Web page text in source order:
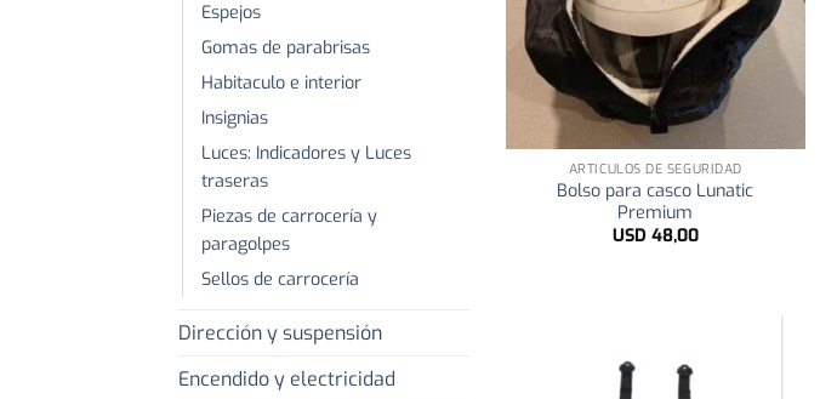
Espejos
Gomas de parabrisas
Habitaculo e interior
Insignias
Luces: Indicadores y Luces
traseras
Piezas de carrocería y
paragolpes
Sellos de carrocería
Dirección y suspensión
Encendido y electricidad
ARTICULOS DE SEGURIDAD
Bolso para casco Lunatic
Premium
USD48,00